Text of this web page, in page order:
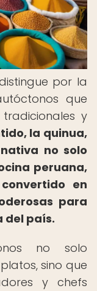
por la
que
y
la quinua,
no solo
peruana,
en
para
del país.
no solo
sino que
y chefs